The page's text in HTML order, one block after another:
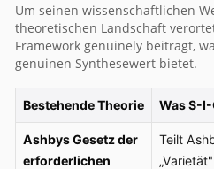
Um seinen wissenschaftlichen
theoretischen Landschaft
Framework genuinely beiträgt,
genuinen Synthesewert bietet.
Bestehende Theorie Was S-
Ashbys Gesetz der
erforderlichen
Teilt